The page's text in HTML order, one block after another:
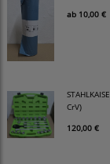
ab 10,00 €
CrV)
120,00 €